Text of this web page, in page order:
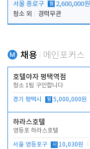
서울 종로구 월 2,600,000원
청소 외
경력무관
채용 메인포커스
호텔야자 평택역점
청소 1팀 구인합니다
경기 평택시 월 5,000,000원
하라스호텔
영등포 하라스호텔
서울 영등포구 시 10,030원